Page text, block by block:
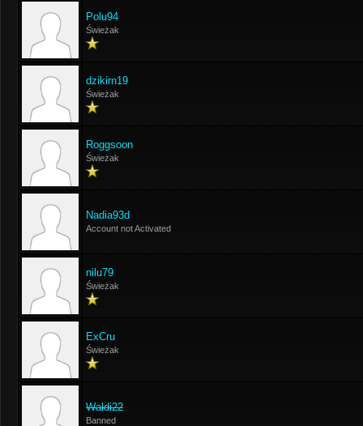
Polu94
Świeżak
dzikirn19
Świeżak
Roggsoon
Świeżak
Nadia93d
Account not Activated
nilu79
Świeżak
ExCru
Świeżak
Waldi22
Banned